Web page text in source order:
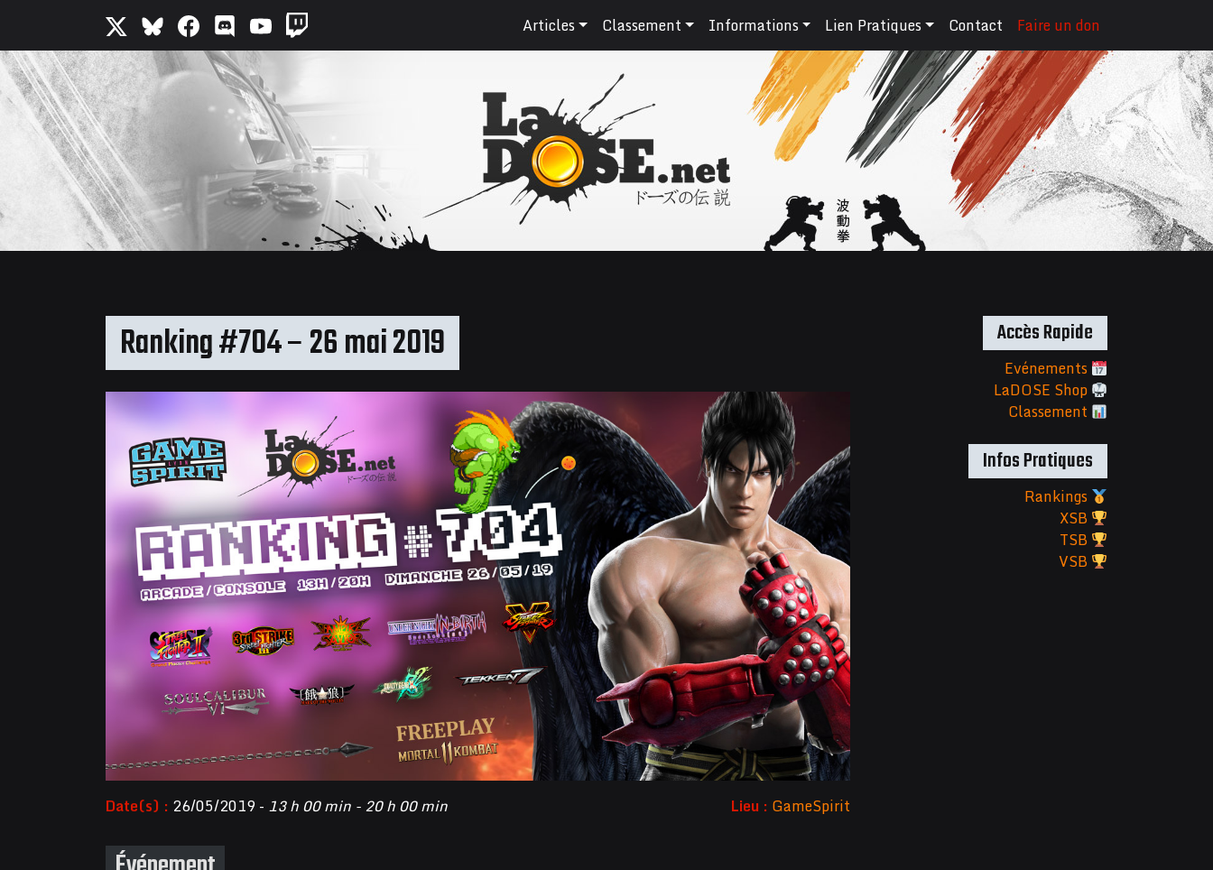
Articles Classement Informations Lien Pratiques Contact Faire un don
Ranking #704 – 26 mai 2019
Date(s) : 26/05/2019 - 13 h 00 min - 20 h 00 min Lieu : GameSpirit
Accès Rapide
Evénements
LaDOSE Shop
Classement
Infos Pratiques
Rankings
XSB
TSB
VSB